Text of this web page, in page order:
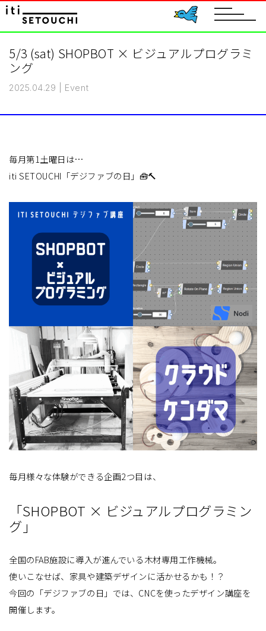
toggle
5/3 (sat) SHOPBOT × ビジュアルプログラミ
ング
2025.04.29 Event
毎月第1土曜日は…
iti SETOUCHI「デジファブの日」🧰🔨
毎月様々な体験ができる企画2つ目は、
「SHOPBOT × ビジュアルプログラミン
グ」
全国のFAB施設に導入が進んでいる木材専用工作機械。
使いこなせば、家具や建築デザインに活かせるかも！？
今回の「デジファブの日」では、CNCを使ったデザイン講座を
開催します。